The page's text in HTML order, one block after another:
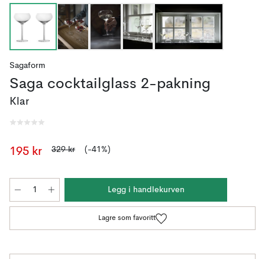
Sagaform
Saga cocktailglass 2-pakning
Klar
195 kr 329 kr (-41%)
Legg i handlekurven
Lagre som favoritt